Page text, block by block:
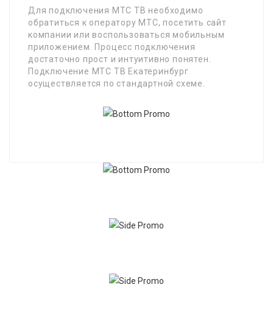
Для подключения МТС ТВ необходимо
обратиться к оператору МТС, посетить сайт
компании или воспользоваться мобильным
приложением. Процесс подключения
достаточно прост и интуитивно понятен.
Подключение МТС ТВ Екатеринбург
осуществляется по стандартной схеме.